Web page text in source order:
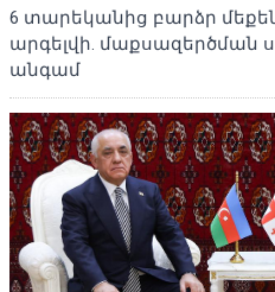
6 տարեկանից բարձր
արգելվի. մաքսազերծման
անգամ